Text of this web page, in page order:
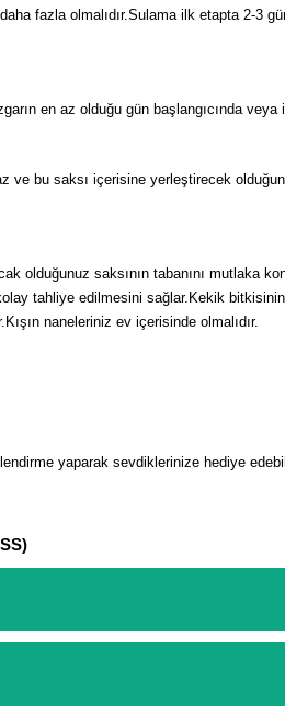
fazla olmalıdır.Sulama ilk etapta 2-3
en az olduğu gün başlangıcında veya
bu saksı içerisine yerleştirecek
olduğunuz saksının tabanını mutlaka
tahliye edilmesini sağlar.Kekik
naneleriniz ev içerisinde olmalıdır.
yaparak sevdiklerinize hediye
eft veya sipariş aşamasında kredi